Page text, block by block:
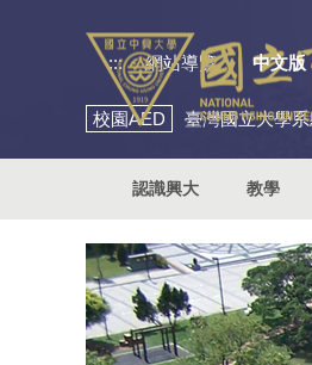
::: 網站導覽 中文版
校園AED 臺灣國立大學
認識興大 教學